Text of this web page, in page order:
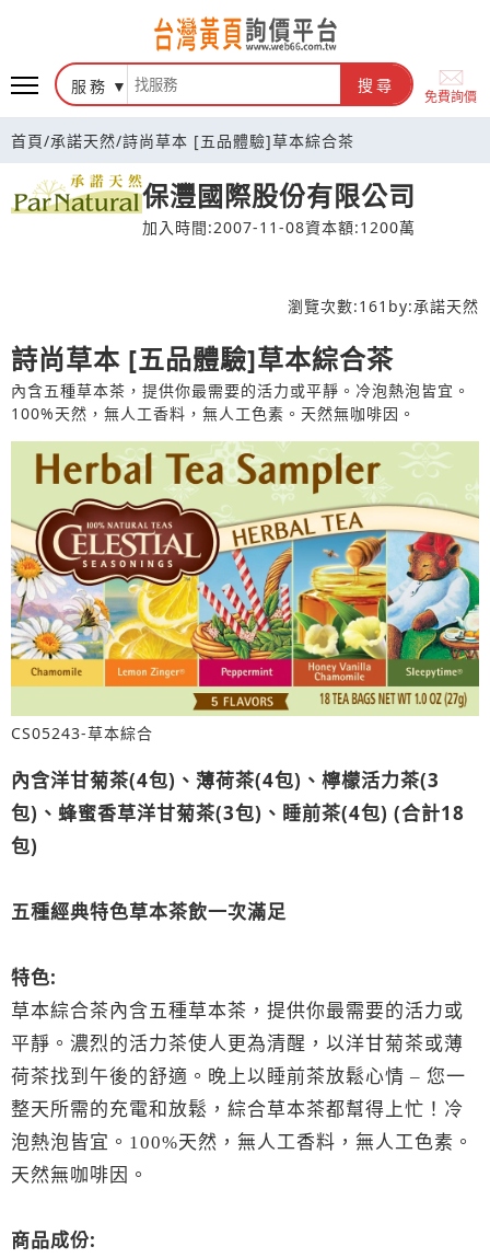
台灣黃頁詢價平台
服務 搜尋
免費詢價
首頁/承諾天然/詩尚草本 [五品體驗]草本綜合茶
保灃國際股份有限公司
加入時間:2007-11-08資本額:1200萬
瀏覽次數:161 by:承諾天然
詩尚草本 [五品體驗]草本綜合茶
內含五種草本茶，提供你最需要的活力或平靜。冷泡熱泡皆宜。
100%天然，無人工香料，無人工色素。天然無咖啡因。
CS05243-草本綜合
內含洋甘菊茶(4包) 、薄荷茶(4包) 、檸檬活力茶(3
包) 、蜂蜜香草洋甘菊茶(3包) 、睡前茶(4包) (合計18
包)
五種經典特色草本茶飲一次滿足
特色:
草本綜合茶內含五種草本茶，提供你最需要的活力或
平靜。濃烈的活力茶使人更為清醒，以洋甘菊茶或薄
荷茶找到午後的舒適。晚上以睡前茶放鬆心情 – 您一
整天所需的充電和放鬆，綜合草本茶都幫得上忙！冷
泡熱泡皆宜。 100%天然，無人工香料，無人工色素。
天然無咖啡因。
商品成份: